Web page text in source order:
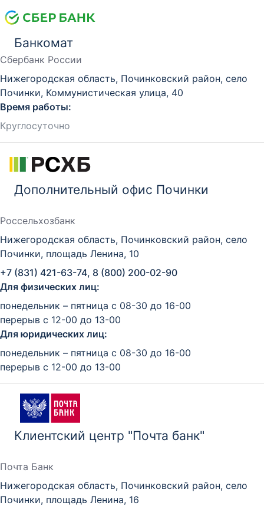
Банкомат
Сбербанк России
Нижегородская область, Починковский район, село
Починки, Коммунистическая улица, 40
Время работы:
Круглосуточно
Дополнительный офис Починки
Россельхозбанк
Нижегородская область, Починковский район, село
Починки, площадь Ленина, 10
+7 (831) 421-63-74, 8 (800) 200-02-90
Для физических лиц:
понедельник – пятница с 08-30 до 16-00
перерыв с 12-00 до 13-00
Для юридических лиц:
понедельник – пятница с 08-30 до 16-00
перерыв с 12-00 до 13-00
Клиентский центр "Почта банк"
Почта Банк
Нижегородская область, Починковский район, село
Починки, площадь Ленина, 16